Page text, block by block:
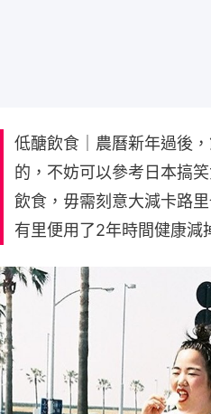
低醣飲食｜農曆新年過後
的，不妨可以參考日本搞
飲食，毋需刻意大減卡路
有里便用了2年時間健康減